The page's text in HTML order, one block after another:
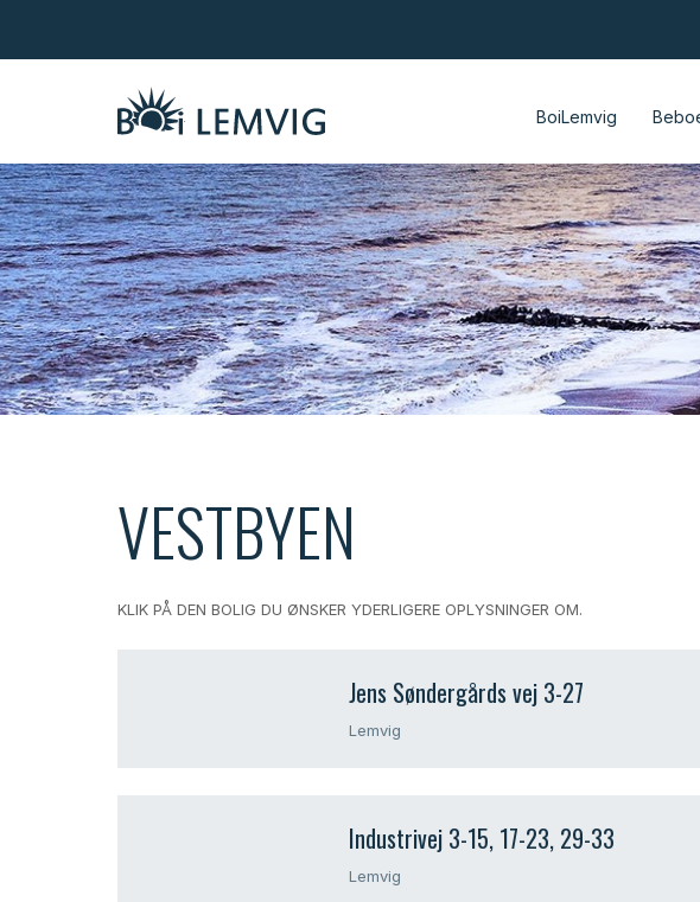
BoiLemvig
VESTBYEN
KLIK PÅ DEN BOLIG DU ØNSKER YDERLIGERE OPLYSNINGER OM.​
​Jens Søndergårds vej 3-27
​​Lemvig​
Industrivej 3-15, 17-23, 29-33
Lemvig​